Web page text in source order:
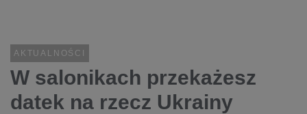
AKTUALNOŚCI
W salonikach przekażesz
datek na rzecz Ukrainy